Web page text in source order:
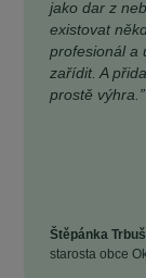
jako dar z
existovat
profesionál a
zařídit. A
prostě výhra.”
Štěpánka
starosta obce